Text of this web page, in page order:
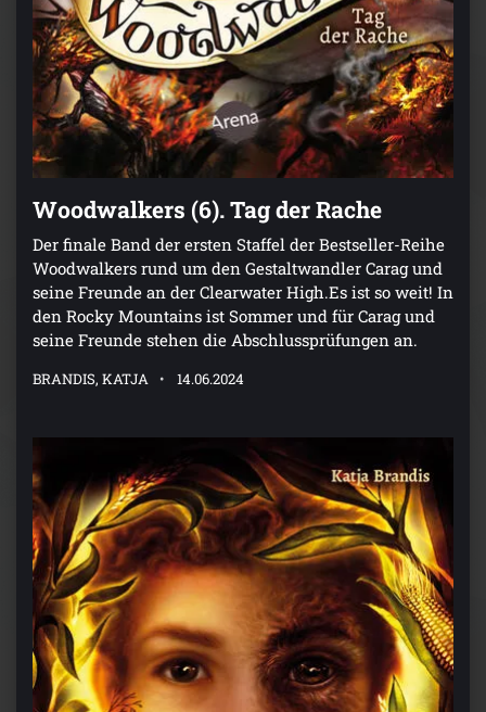
Woodwalkers (6). Tag der Rache
Der finale Band der ersten Staffel der Bestseller-Reihe
Woodwalkers rund um den Gestaltwandler Carag und
seine Freunde an der Clearwater High.Es ist so weit! In
den Rocky Mountains ist Sommer und für Carag und
seine Freunde stehen die Abschlussprüfungen an.
BRANDIS, KATJA 14.06.2024